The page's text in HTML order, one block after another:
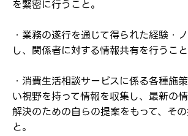
を緊密に行うこと。
・業務の遂行を通じて得られた経験・
し、関係者に対する情報共有を行うこと
・消費生活相談サービスに係る各種施
い視野を持って情報を収集し、最新の
解決のための自らの提案をもって、そ
と。